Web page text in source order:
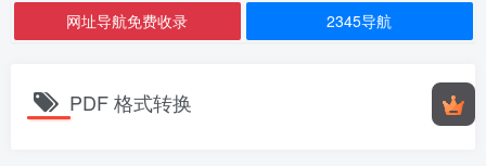
网址导航免费收录 2345导航
PDF 格式转换